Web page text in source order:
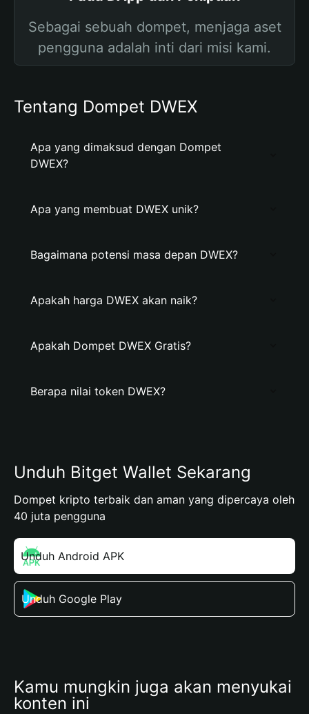
Sebagai sebuah dompet, menjaga aset
pengguna adalah inti dari misi kami.
Tentang Dompet DWEX
Apa yang dimaksud dengan Dompet
DWEX?
Apa yang membuat DWEX unik?
Bagaimana potensi masa depan DWEX?
Apakah harga DWEX akan naik?
Apakah Dompet DWEX Gratis?
Berapa nilai token DWEX?
Unduh Bitget Wallet Sekarang
Dompet kripto terbaik dan aman yang dipercaya oleh
40 juta pengguna
Unduh Android APK
Unduh Google Play
Kamu mungkin juga akan menyukai
konten ini